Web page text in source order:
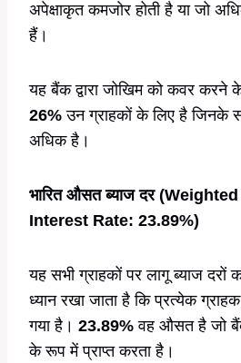
अपेक्षाकृत कमजोर होती है या जो
हैं।
यह बैंक द्वारा जोखिम को कवर करने
26% उन ग्राहकों के लिए है जिनके
अधिक है।
भारित औसत ब्याज दर
Interest Rate: 23.89%)
यह सभी ग्राहकों पर लागू ब्याज
ध्यान रखा जाता है कि प्रत्येक
गया है। 23.89% वह औसत है जो
के रूप में प्राप्त करता है।